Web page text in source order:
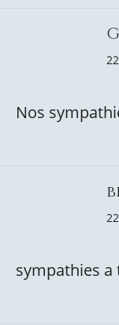
Nos
sympathies